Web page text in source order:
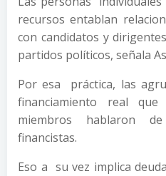
recursos entablan
con candidatos y
partidos políticos, señala
Por esa práctica, las
financiamiento real
miembros hablaron
financistas.
Eso a su vez implica